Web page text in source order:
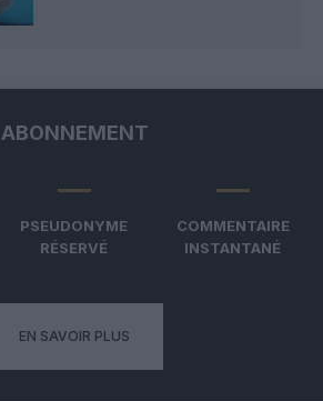
ABONNEMENT
PSEUDONYME
RÉSERVÉ
COMMENTAIRE
INSTANTANÉ
EN SAVOIR PLUS